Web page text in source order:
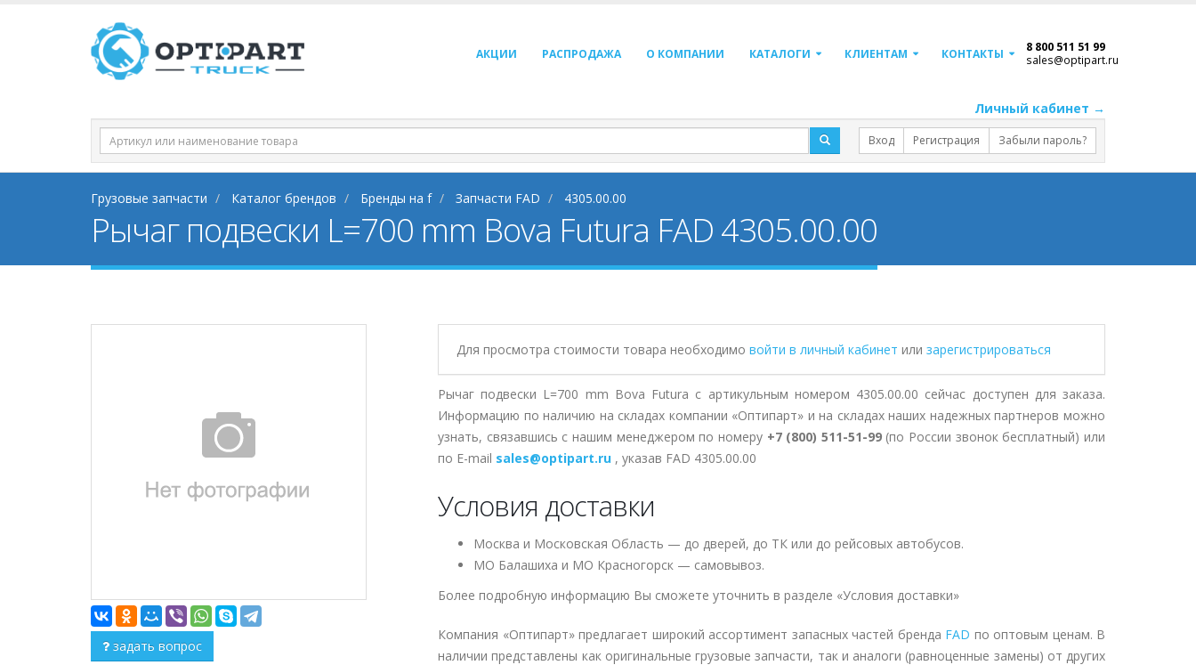
АКЦИИ РАСПРОДАЖА О КОМПАНИИ КАТАЛОГИ КЛИЕНТАМ КОНТАКТЫ 8 800 511 51 99
sales@optipart.ru
Личный кабинет →
Вход Регистрация Забыли пароль?
Грузовые запчасти Каталог брендов Бренды на f Запчасти FAD 4305.00.00
Рычаг подвески L=700 mm Bova Futura FAD 4305.00.00
задать вопрос
Для просмотра стоимости товара необходимо войти в личный кабинет или зарегистрироваться
Рычаг подвески L=700 mm Bova Futura с артикульным номером 4305.00.00 сейчас доступен для заказа.
Информацию по наличию на складах компании «Оптипарт» и на складах наших надежных партнеров можно
узнать, связавшись с нашим менеджером по номеру +7 (800) 511-51-99(по России звонок бесплатный) или
по E-mail sales@optipart.ru , указав FAD 4305.00.00
Условия доставки
Москва и Московская Область — до дверей, до ТК или до рейсовых автобусов.
МО Балашиха и МО Красногорск — самовывоз.
Более подробную информацию Вы сможете уточнить в разделе «Условия доставки»
Компания «Оптипарт» предлагает широкий ассортимент запасных частей бренда FAD по оптовым ценам. В
наличии представлены как оригинальные грузовые запчасти, так и аналоги (равноценные замены) от других